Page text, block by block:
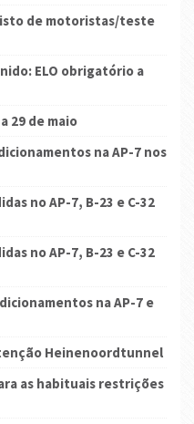
de motoristas/teste
ELO obrigatório a
29 de maio
na AP-7 nos
no AP-7, B-23 e C-32
no AP-7, B-23 e C-32
na AP-7 e
Heinenoordtunnel
as habituais restrições